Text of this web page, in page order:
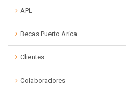
APL
Becas Puerto Arica
Clientes
Colaboradores